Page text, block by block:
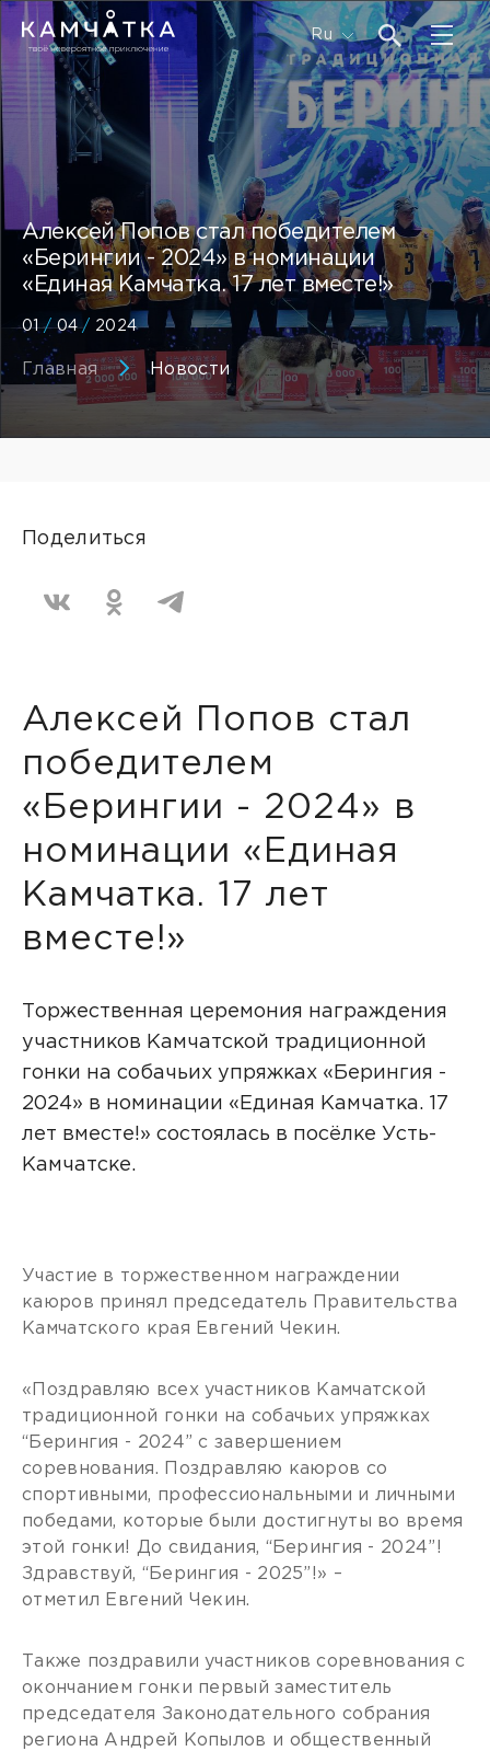
Ru
Алексей Попов стал победителем
«Берингии - 2024» в номинации
«Единая Камчатка. 17 лет вместе!»
01/04/ 2024
Главная Новости
Поделиться
Алексей Попов стал
победителем
«Берингии - 2024» в
номинации «Единая
Камчатка. 17 лет
вместе!»
Торжественная церемония награждения
участников Камчатской традиционной
гонки на собачьих упряжках «Берингия -
2024» в номинации «Единая Камчатка. 17
лет вместе!» состоялась в посёлке Усть-
Камчатске.
Участие в торжественном награждении
каюров принял председатель Правительства
Камчатского края Евгений Чекин.
«Поздравляю всех участников Камчатской
традиционной гонки на собачьих упряжках
“Берингия - 2024” с завершением
соревнования. Поздравляю каюров со
спортивными, профессиональными и личными
победами, которые были достигнуты во время
этой гонки! До свидания, “Берингия - 2024”!
Здравствуй, “Берингия - 2025”!» –
отметил Евгений Чекин.
Также поздравили участников соревнования с
окончанием гонки первый заместитель
председателя Законодательного собрания
региона Андрей Копылов и общественный